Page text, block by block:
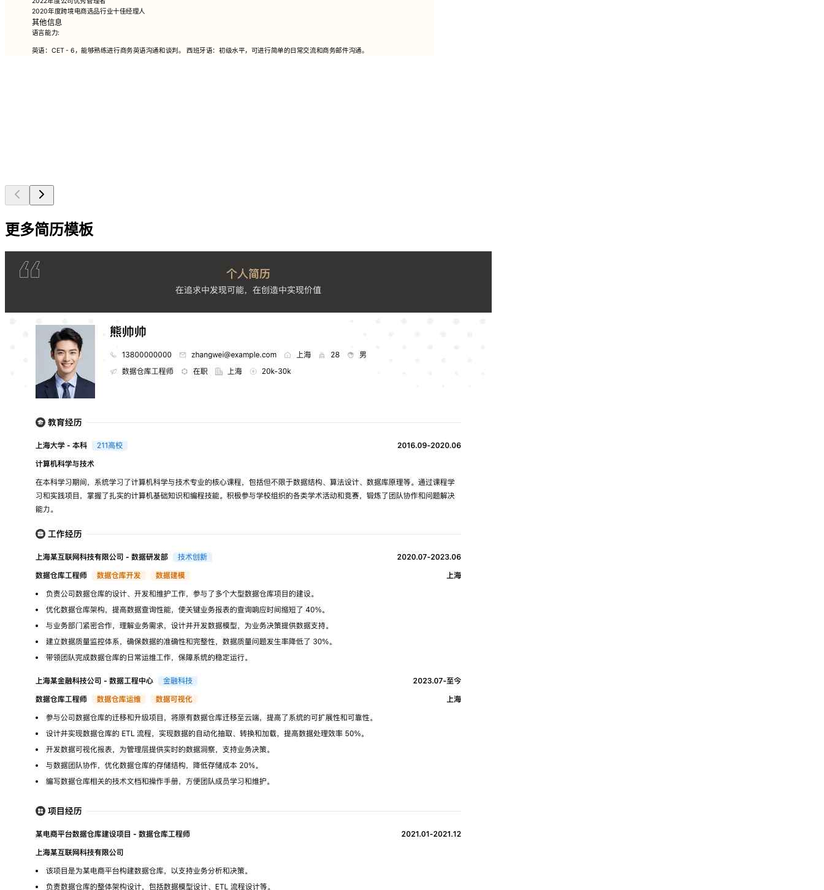
2020年度跨境电商选品行业十佳经理人
其他信息
语言能力:
英语：CET - 6，能够熟练进行商务英语沟通和谈判。 西班牙语：初级水平，可进行简单的日常交流和商务邮件沟通。
更多简历模板